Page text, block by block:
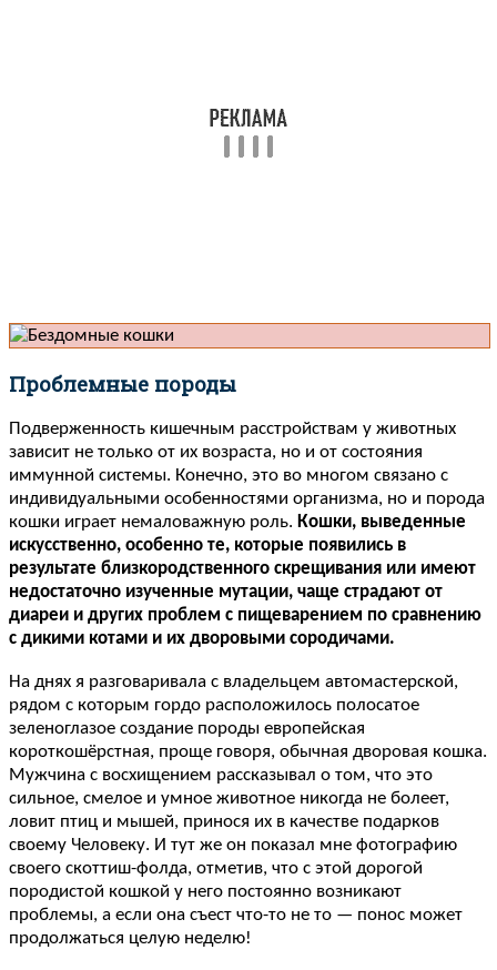
Проблемные породы
Подверженность кишечным расстройствам у животных
зависит не только от их возраста, но и от состояния
иммунной системы. Конечно, это во многом связано с
индивидуальными особенностями организма, но и порода
кошки играет немаловажную роль. Кошки, выведенные
искусственно, особенно те, которые появились в
результате близкородственного скрещивания или имеют
недостаточно изученные мутации, чаще страдают от
диареи и других проблем с пищеварением по сравнению
с дикими котами и их дворовыми сородичами.
На днях я разговаривала с владельцем автомастерской,
рядом с которым гордо расположилось полосатое
зеленоглазое создание породы европейская
короткошёрстная, проще говоря, обычная дворовая кошка.
Мужчина с восхищением рассказывал о том, что это
сильное, смелое и умное животное никогда не болеет,
ловит птиц и мышей, принося их в качестве подарков
своему Человеку. И тут же он показал мне фотографию
своего скоттиш-фолда, отметив, что с этой дорогой
породистой кошкой у него постоянно возникают
проблемы, а если она съест что-то не то — понос может
продолжаться целую неделю!